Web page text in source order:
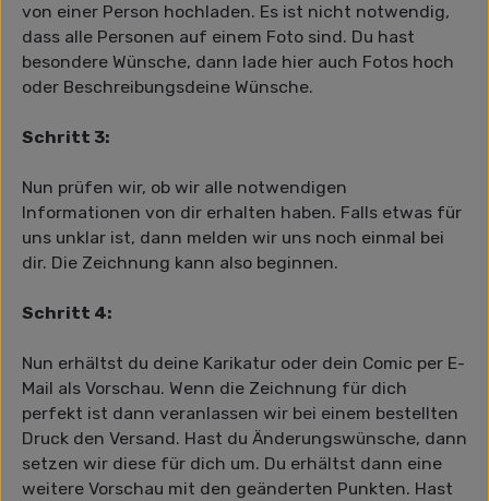
von einer Person hochladen. Es ist nicht notwendig,
dass alle Personen auf einem Foto sind. Du hast
besondere Wünsche, dann lade hier auch Fotos hoch
oder Beschreibungsdeine Wünsche.
Schritt 3:
Nun prüfen wir, ob wir alle notwendigen
Informationen von dir erhalten haben. Falls etwas für
uns unklar ist, dann melden wir uns noch einmal bei
dir. Die Zeichnung kann also beginnen.
Schritt 4:
Nun erhältst du deine Karikatur oder dein Comic per E-
Mail als Vorschau. Wenn die Zeichnung für dich
perfekt ist dann veranlassen wir bei einem bestellten
Druck den Versand. Hast du Änderungswünsche, dann
setzen wir diese für dich um. Du erhältst dann eine
weitere Vorschau mit den geänderten Punkten. Hast